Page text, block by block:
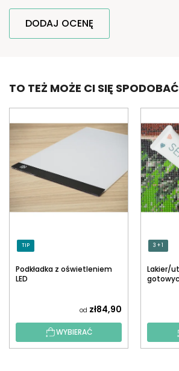
DODAJ OCENĘ
TO TEŻ MOŻE CI SIĘ SPODOBAĆ
TIP
Podkładka z oświetleniem
LED
od zł84,90
WYBIERAĆ
3 + 1
Lakier/